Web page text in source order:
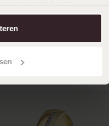
in onscookiebeleid.